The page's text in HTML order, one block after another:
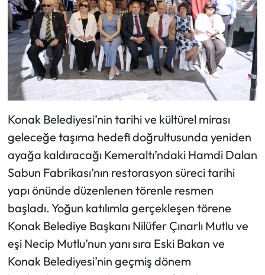
Konak Belediyesi’nin tarihi ve kültürel mirası
geleceğe taşıma hedefi doğrultusunda yeniden
ayağa kaldıracağı Kemeraltı’ndaki Hamdi Dalan
Sabun Fabrikası’nın restorasyon süreci tarihi
yapı önünde düzenlenen törenle resmen
başladı. Yoğun katılımla gerçekleşen törene
Konak Belediye Başkanı Nilüfer Çınarlı Mutlu ve
eşi Necip Mutlu’nun yanı sıra Eski Bakan ve
Konak Belediyesi’nin geçmiş dönem